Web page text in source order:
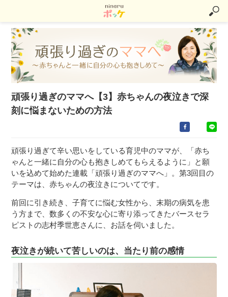
頑張り過ぎのママへ【3】赤ちゃんの夜泣きで深
刻に悩まないための方法
頑張り過ぎて辛い思いをしている育児中のママが、「赤ち
ゃんと一緒に自分の心も抱きしめてもらえるように」と願
いを込めて始めた連載「頑張り過ぎのママへ」。第3回目の
テーマは、赤ちゃんの夜泣きについてです。
前回に引き続き、子育てに悩む女性から、末期の病気を患
う方まで、数多くの不安な心に寄り添ってきたバースセラ
ピストの志村季世恵さんに、お話を伺いました。
夜泣きが続いて苦しいのは、当たり前の感情